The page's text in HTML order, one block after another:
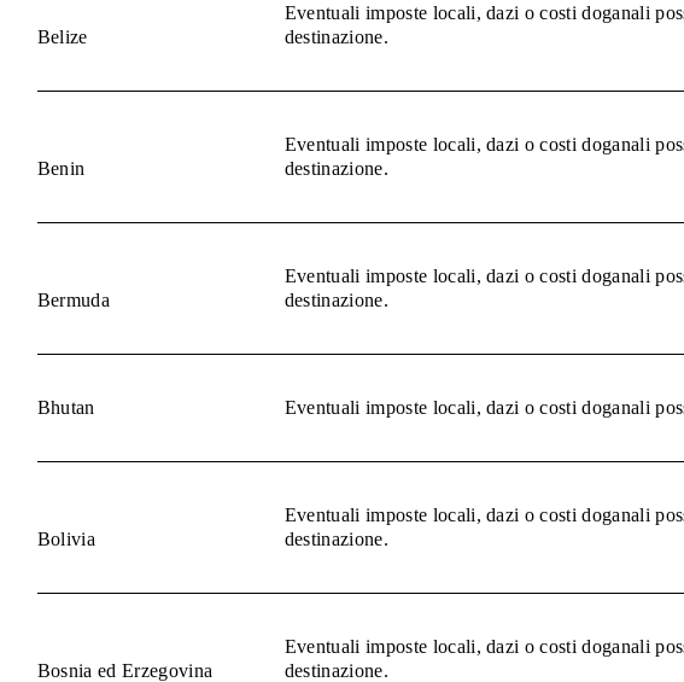
Belize
Eventuali imposte locali, dazi o costi doganali
destinazione.
Benin
Eventuali imposte locali, dazi o costi doganali
destinazione.
Bermuda
Eventuali imposte locali, dazi o costi doganali
destinazione.
Bhutan Eventuali imposte locali, dazi o costi doganali
Bolivia
Eventuali imposte locali, dazi o costi doganali
destinazione.
Bosnia ed Erzegovina
Eventuali imposte locali, dazi o costi doganali
destinazione.